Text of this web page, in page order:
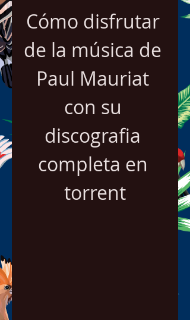
Cómo disfrutar
de la música de
Paul Mauriat
con su
discografia
completa en
torrent